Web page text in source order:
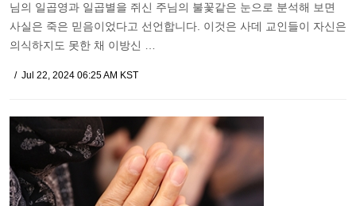
님의 일곱영과 일곱별을 쥐신 주님의 불꽃같은 눈으로 분석해 보면
사실은 죽은 믿음이었다고 선언합니다. 이것은 사데 교인들이 자신은
의식하지도 못한 채 이방신 …
Jul 22, 2024 06:25 AM KST